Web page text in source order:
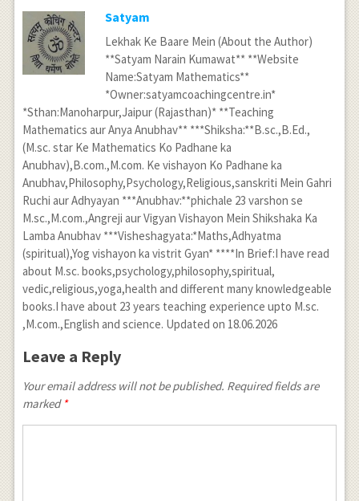
Satyam
Lekhak Ke Baare Mein (About the Author)
**Satyam Narain Kumawat** **Website
Name:Satyam Mathematics**
*Owner:satyamcoachingcentre.in*
*Sthan:Manoharpur,Jaipur (Rajasthan)* **Teaching
Mathematics aur Anya Anubhav** ***Shiksha:**B.sc.,B.Ed.,
(M.sc. star Ke Mathematics Ko Padhane ka
Anubhav),B.com.,M.com. Ke vishayon Ko Padhane ka
Anubhav,Philosophy,Psychology,Religious,sanskriti Mein Gahri
Ruchi aur Adhyayan ***Anubhav:**phichale 23 varshon se
M.sc.,M.com.,Angreji aur Vigyan Vishayon Mein Shikshaka Ka
Lamba Anubhav ***Visheshagyata:*Maths,Adhyatma
(spiritual),Yog vishayon ka vistrit Gyan* ****In Brief:I have read
about M.sc. books,psychology,philosophy,spiritual,
vedic,religious,yoga,health and different many knowledgeable
books.I have about 23 years teaching experience upto M.sc.
,M.com.,English and science. Updated on 18.06.2026
Leave a Reply
Your email address will not be published. Required fields are
marked *